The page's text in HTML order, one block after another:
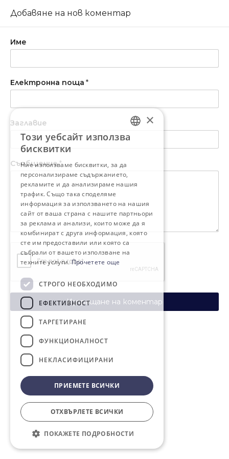
Добавяне на нов коментар
Име
Електронна поща *
Заглавие
Съобщение*
Изпращане на коментар
BULGARIAN
×
Този уебсайт използва
бисквитки
Ние използваме бисквитки, за да
персонализираме съдържанието,
рекламите и да анализираме нашия
трафик. Също така споделяме
информация за използването на нашия
сайт от ваша страна с нашите партньори
за реклама и анализи, които може да я
комбинират с друга информация, която
сте им предоставили или която са
събрали от вашето използване на
техните услуги.Прочетете още
СТРОГО НЕОБХОДИМО
ЕФЕКТИВНОСТ
ТАРГЕТИРАНЕ
ФУНКЦИОНАЛНОСТ
НЕКЛАСИФИЦИРАНИ
ПРИЕМЕТЕ ВСИЧКИ
ОТХВЪРЛЕТЕ ВСИЧКИ
ПОКАЖЕТЕ ПОДРОБНОСТИ